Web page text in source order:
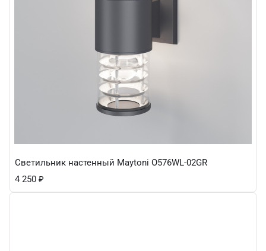
Светильник настенный Maytoni O576WL-02GR
4 250 ₽